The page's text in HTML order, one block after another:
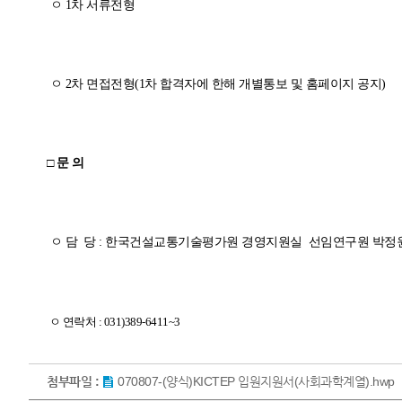
ㅇ 1차 서류전형
ㅇ 2차 면접전형(1차 합격자에 한해 개별통보 및 홈페이지 공지 )
□ 문 의
ㅇ 담 당: 한국건설교통기술평가원 경영지원실 선임연구원 박정
ㅇ 연락처 : 031)389-6411~3
첨부파일 : 070807-(양식)KICTEP 입원지원서(사회과학계열).hwp